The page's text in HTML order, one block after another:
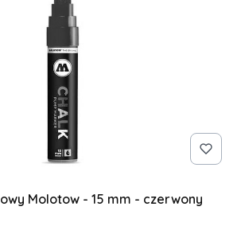
Molotow - 15 mm - czerwony